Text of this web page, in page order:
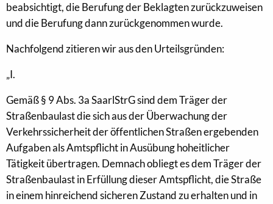
beabsichtigt, die Berufung der Beklagten zurückzuweisen
und die Berufung dann zurückgenommen wurde.
Nachfolgend zitieren wir aus den Urteilsgründen:
„I.
Gemäß § 9 Abs. 3a SaarlStrG sind dem Träger der
Straßenbaulast die sich aus der Überwachung der
Verkehrssicherheit der öffentlichen Straßen ergebenden
Aufgaben als Amtspflicht in Ausübung hoheitlicher
Tätigkeit übertragen. Demnach obliegt es dem Träger der
Straßenbaulast in Erfüllung dieser Amtspflicht, die Straße
in einem hinreichend sicheren Zustand zu erhalten und in